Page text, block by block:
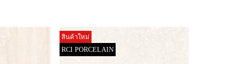
สินค้าใหม่
RCI PORCELAIN